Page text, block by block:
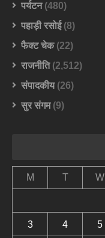
पर्यटन(480)
पहाड़ी रसोई(8)
फैक्ट चेक(22)
राजनीति(2,512)
संपादकीय(26)
सुर संगम(9)
M T W
3 4 5